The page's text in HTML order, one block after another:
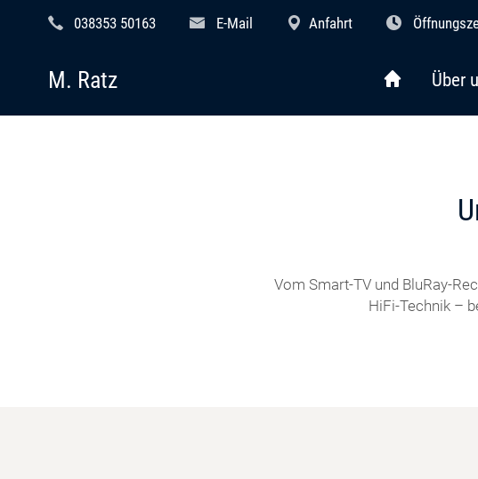
038353 50163 E-Mail Anfahrt
Über
M. Ratz
Vom Smart-TV und BluRay-
HiFi-Technik –